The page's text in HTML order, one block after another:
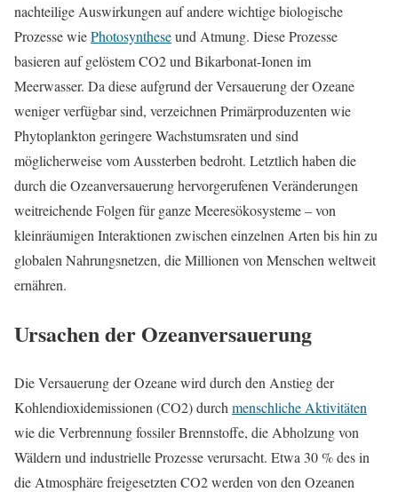
nachteilige Auswirkungen auf andere wichtige biologische
Prozesse wiePhotosyntheseund Atmung. Diese Prozesse
basieren auf gelöstem CO2 und Bikarbonat-Ionen im
Meerwasser. Da diese aufgrund der Versauerung der Ozeane
weniger verfügbar sind, verzeichnen Primärproduzenten wie
Phytoplankton geringere Wachstumsraten und sind
möglicherweise vom Aussterben bedroht. Letztlich haben die
durch die Ozeanversauerung hervorgerufenen Veränderungen
weitreichende Folgen für ganze Meeresökosysteme – von
kleinräumigen Interaktionen zwischen einzelnen Arten bis hin zu
globalen Nahrungsnetzen, die Millionen von Menschen weltweit
ernähren.
Ursachen der Ozeanversauerung
Die Versauerung der Ozeane wird durch den Anstieg der
Kohlendioxidemissionen (CO2) durch menschliche Aktivitäten
wie die Verbrennung fossiler Brennstoffe, die Abholzung von
Wäldern und industrielle Prozesse verursacht. Etwa 30 % des in
die Atmosphäre freigesetzten CO2 werden von den Ozeanen